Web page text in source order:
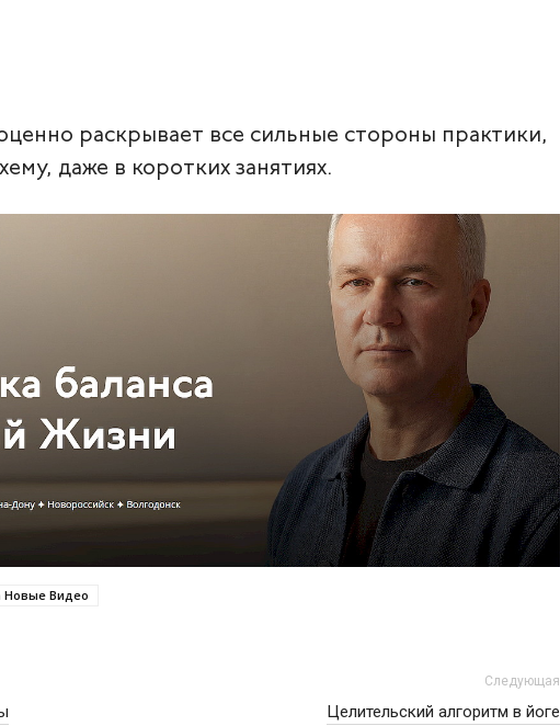
раскрывает все сильные стороны практики,
даже в коротких занятиях.
Новые Видео
Следующая
Целительский алгоритм в йоге